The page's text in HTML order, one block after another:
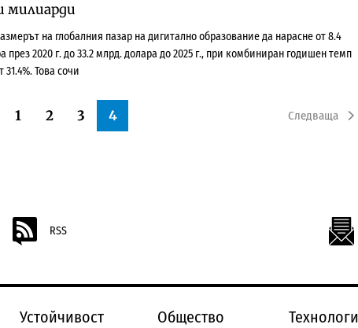
милиарди
на глобалния пазар на дигитално образование да нарасне от 8.4
през 2020 г. до 33.2 млрд. долара до 2025 г., при комбиниран годишен темп
31.4%. Това сочи
1 2 3 4 Следваща
RSS
Устойчивост Общество